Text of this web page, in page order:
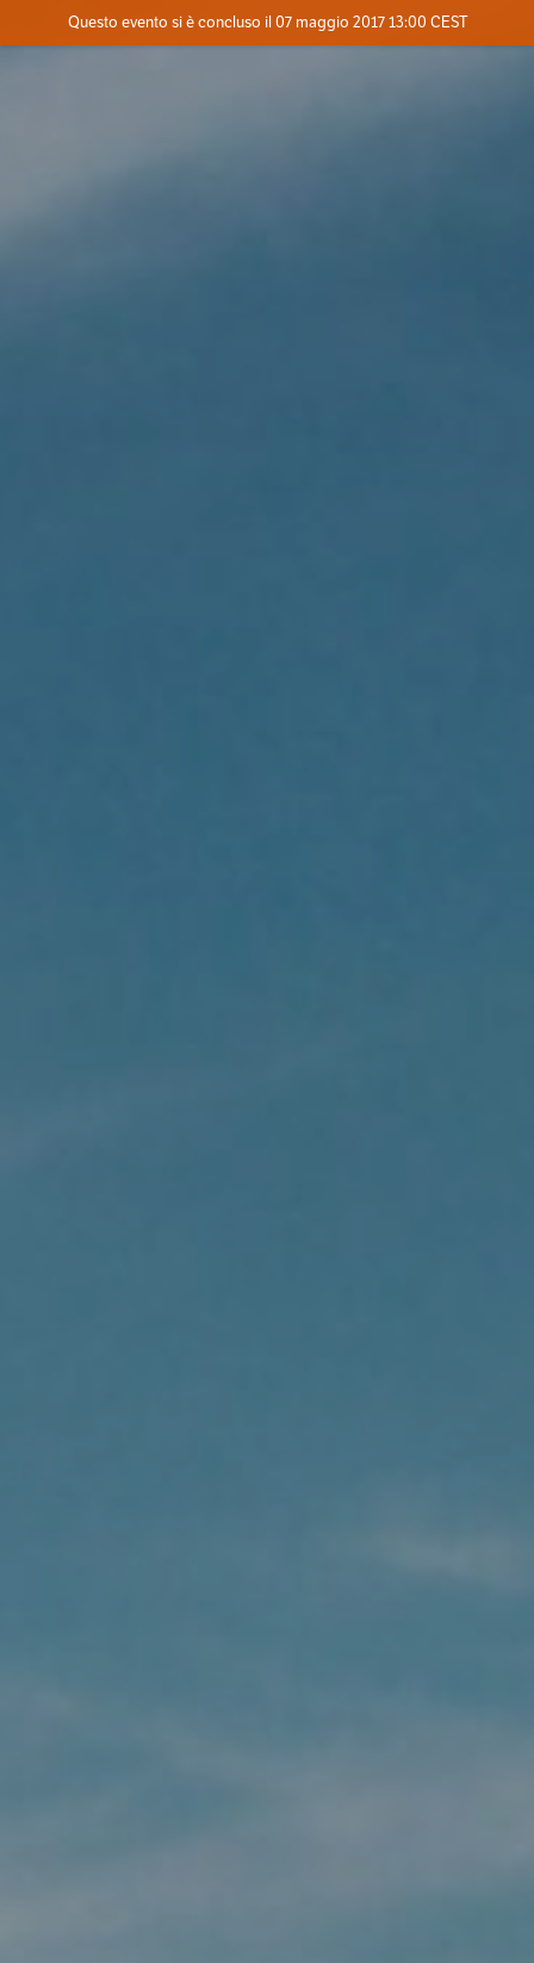
Dove
Questo evento si è concluso il 07 maggio 2017 13:00 CEST